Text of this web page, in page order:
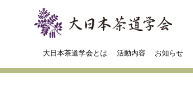
大日本茶道学会とは 活動内容 お知らせ